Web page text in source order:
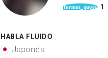
format_quote 1
HABLA FLUIDO
Japonés